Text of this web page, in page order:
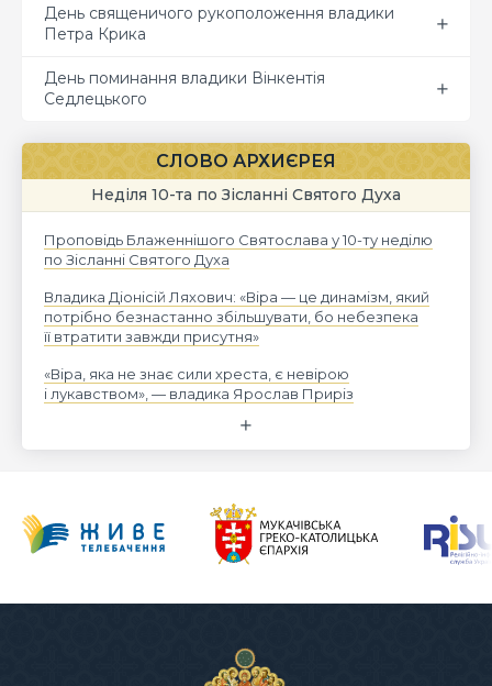
День священичого рукоположення владики
Петра Крика
День поминання владики Вінкентія
Седлецького
СЛОВО АРХИЄРЕЯ
Неділя 10-та по Зісланні Святого Духа
Проповідь Блаженнішого Святослава у 10-ту неділю
по Зісланні Святого Духа
Владика Діонісій Ляхович: «Віра — це динамізм, який
потрібно безнастанно збільшувати, бо небезпека
її втратити завжди присутня»
«Віра, яка не знає сили хреста, є невірою
і лукавством», — владика Ярослав Приріз